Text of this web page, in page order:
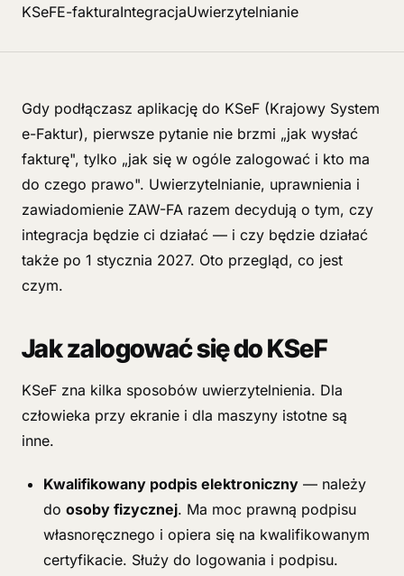
KSeFE-fakturaIntegracjaUwierzytelnianie
Gdy podłączasz aplikację do KSeF (Krajowy System
e-Faktur), pierwsze pytanie nie brzmi „jak wysłać
fakturę", tylko „jak się w ogóle zalogować i kto ma
do czego prawo". Uwierzytelnianie, uprawnienia i
zawiadomienie ZAW-FA razem decydują o tym, czy
integracja będzie ci działać — i czy będzie działać
także po 1 stycznia 2027. Oto przegląd, co jest
czym.
Jak zalogować się do KSeF
KSeF zna kilka sposobów uwierzytelnienia. Dla
człowieka przy ekranie i dla maszyny istotne są
inne.
Kwalifikowany podpis elektroniczny — należy
do osoby fizycznej. Ma moc prawną podpisu
własnoręcznego i opiera się na kwalifikowanym
certyfikacie. Służy do logowania i podpisu.